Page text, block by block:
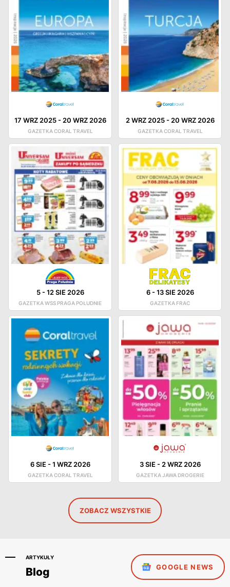
17 WRZ 2025- 20 WRZ 2026
GAZETKA CORAL TRAVEL
2 WRZ 2025- 20 WRZ 2026
GAZETKA CORAL TRAVEL
5-12 SIE 2026
GAZETKA WSS PRAGA POŁUDNIE
6-13 SIE 2026
GAZETKA FRAC
6 SIE-1 WRZ 2026
GAZETKA CORAL TRAVEL
3 SIE-2 WRZ 2026
GAZETKA JAWA DROGERIE
ZOBACZ WSZYSTKIE
ARTYKUŁY
Blog GOOGLE NEWS